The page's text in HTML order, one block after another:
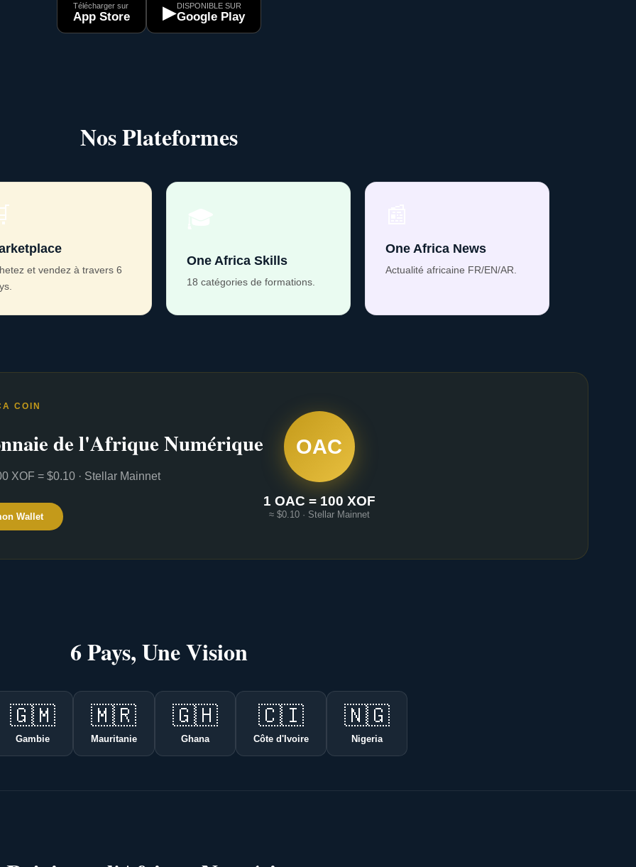
Télécharger sur
App Store ▶DISPONIBLE SUR
Google Play
Nos Plateformes
et vendez à travers 6
One Africa Skills
18 catégories de formations.
One Africa News
Actualité africaine FR/EN/AR.
COIN
de l'Afrique Numérique
XOF = $0.10 · Stellar Mainnet
Wallet
OAC
1 OAC = 100 XOF
≈ $0.10 · Stellar Mainnet
6 Pays, Une Vision
🇬🇲
Gambie
🇲🇷
Mauritanie
🇬🇭
Ghana
🇨🇮
Côte d'Ivoire
🇳🇬
Nigeria